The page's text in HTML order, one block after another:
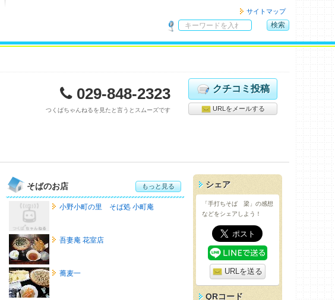
サイトマップ
内
索
検索
029-848-2323
つくばちゃんねるを見たと言うとスムーズです
クチコミ投稿
URLをメールする
そばのお店 もっと見る
小野小町の里 そば処 小町庵
吾妻庵 花室店
蕎麦一
シェア
「手打ちそば 梁」の感想
などをシェアしよう！
URLを送る
QRコード